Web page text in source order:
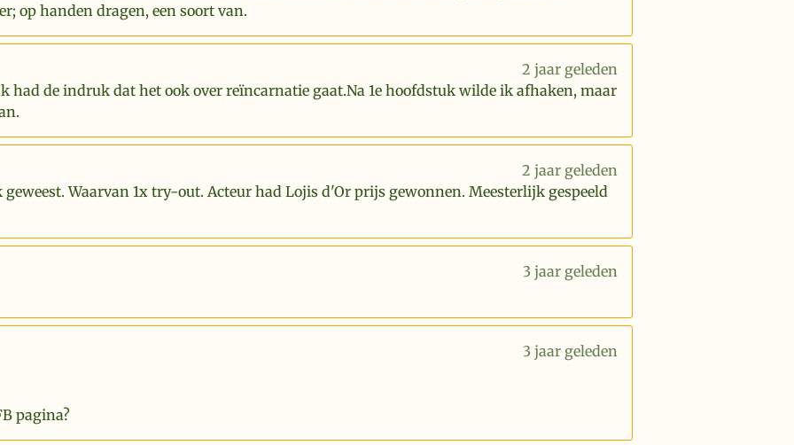
op handen dragen, een soort van.
2 jaar geleden
had de indruk dat het ook over reïncarnatie gaat.Na 1e hoofdstuk wilde ik afhaken, maar
2 jaar geleden
Waarvan 1x try-out. Acteur had Lojis d'Or prijs gewonnen. Meesterlijk gespeeld
3 jaar geleden
3 jaar geleden
pagina?